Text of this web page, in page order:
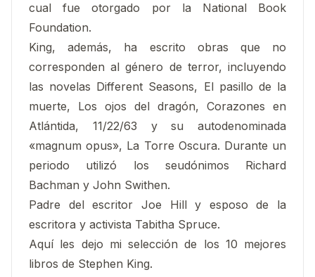
cual fue otorgado por la National Book
Foundation.
King, además, ha escrito obras que no
corresponden al género de terror, incluyendo
las novelas Different Seasons, El pasillo de la
muerte, Los ojos del dragón, Corazones en
Atlántida, 11/22/63 y su autodenominada
«magnum opus», La Torre Oscura. Durante un
periodo utilizó los seudónimos Richard
Bachman y John Swithen.
Padre del escritor Joe Hill y esposo de la
escritora y activista Tabitha Spruce.
Aquí les dejo mi selección de los 10 mejores
libros de Stephen King.